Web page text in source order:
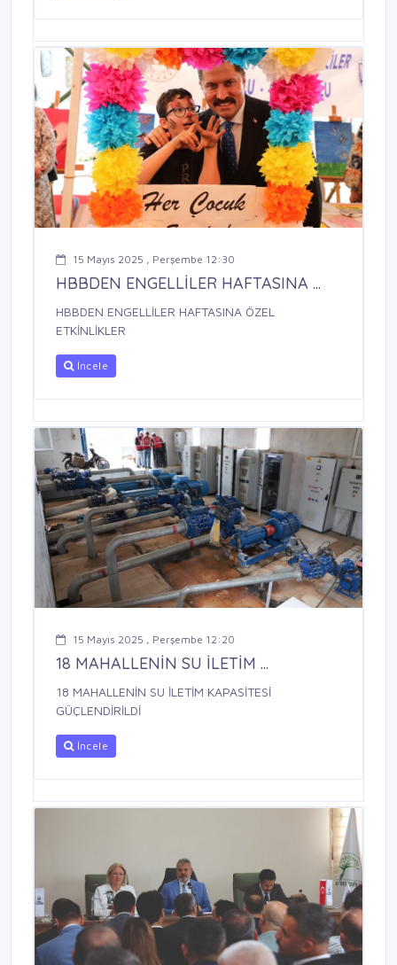
15 Mayıs 2025 , Perşembe 12:30
HBBDEN ENGELLİLER HAFTASINA ...
HBBDEN ENGELLİLER HAFTASINA ÖZEL
ETKİNLİKLER
İncele
15 Mayıs 2025 , Perşembe 12:20
18 MAHALLENİN SU İLETİM ...
18 MAHALLENİN SU İLETİM KAPASİTESİ
GÜÇLENDİRİLDİ
İncele